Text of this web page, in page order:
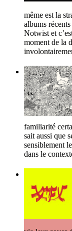
même est la
albums
Notwist et
moment de la
familiarité
sait aussi que
sensiblement
dans le